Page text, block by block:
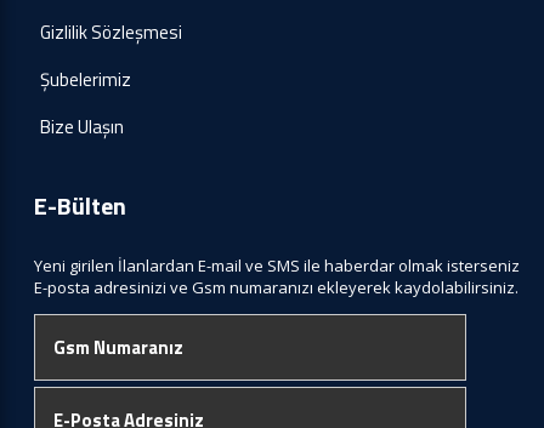
Gizlilik Sözleşmesi
Şubelerimiz
Bize Ulaşın
E-Bülten
Yeni girilen İlanlardan E-mail ve SMS ile haberdar olmak isterseniz
E-posta adresinizi ve Gsm numaranızı ekleyerek kaydolabilirsiniz.